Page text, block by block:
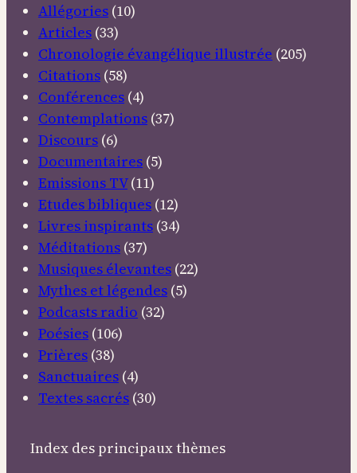
Allégories (10)
Articles (33)
Chronologie évangélique illustrée (205)
Citations (58)
Conférences (4)
Contemplations (37)
Discours (6)
Documentaires (5)
Emissions TV(11)
Etudes bibliques (12)
Livres inspirants (34)
Méditations (37)
Musiques élevantes (22)
Mythes et légendes (5)
Podcasts radio (32)
Poésies (106)
Prières (38)
Sanctuaires (4)
Textes sacrés (30)
Index des principaux thèmes